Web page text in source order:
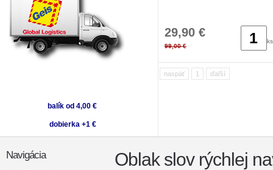
29,90 €
99,00 €
ks
naspäť 1 ďaľší
balík od 4,00 €
dobierka +1 €
Navigácia Oblak slov rýchlej